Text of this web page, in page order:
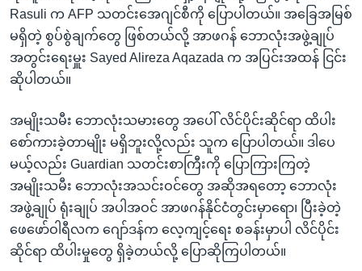
Rasuli က AFP သတင်းအေဂျင်စီကို ပြောပါတယ်။ အခြေအမြစ်
မရှိတဲ့ စွပ်စွဲချက်တွေ ဖြစ်တယ်လို့ အာဖဂန် ဘောလုံးအဖွဲ့ချုပ်
အတွင်းရေးမှူး Sayed Alireza Aqazada က အပြင်းအထန် ငြင်း
ဆိုပါတယ်။
အမျိုးသမီး ဘောလုံးသမားတွေ အပေါ် လိင်ပိုင်းဆိုင်ရာ ထိပါး
စော်ကားခဲ့တာမျိုး မရှိဘူးလို့လည်း သူက ပြောပါတယ်။ ဒါပေ
မယ့်လည်း Guardian သတင်းစာကြီးကို ပြောကြားကြတဲ့
အမျိုးသမီး ဘောလုံးအသင်းဝင်တွေ အဆိုအရတော့ ဘောလုံး
အဖွဲ့ချုပ် ရုံးချုပ် အပါအဝင် အာဖဂန်နိုင်ငံတွင်းမှာရော၊ ပြီးခဲ့တဲ့
ဖေဖော်ဝါရီလက ဂျော်ဒန်က လေ့ကျင့်ရေး စခန်းမှာပါ လိင်ပိုင်း
ဆိုင်ရာ ထိပါးမှုတွေ ရှိခဲ့တယ်လို့ ပြောဆိုကြပါတယ်။